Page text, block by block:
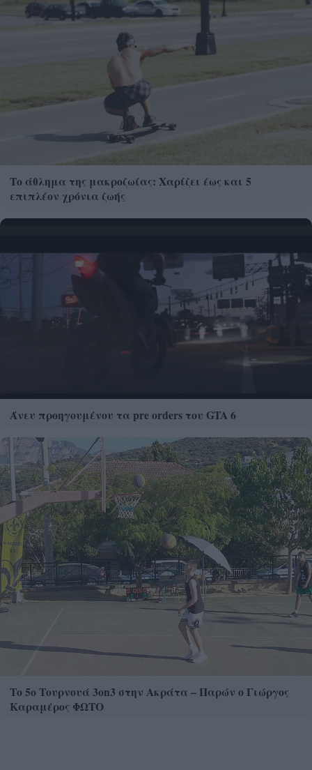
Το άθλημα της μακροζωίας: Χαρίζει έως και 5
επιπλέον χρόνια ζωής
Άνευ προηγουμένου τα pre orders του GTA 6
Το 5ο Τουρνουά 3on3 στην Ακράτα – Παρών ο Γιώργος
Καραμέρος ΦΩΤΟ